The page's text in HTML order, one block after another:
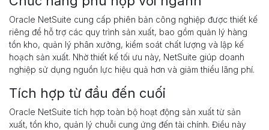
Oracle NetSuite cung cấp phiên bản công nghiệp được thiết kế
riêng để hỗ trợ các quy trình sản xuất, bao gồm quản lý hàng
tồn kho, quản lý phân xưởng, kiểm soát chất lượng và lập kế
hoạch sản xuất. Nhờ thiết kế tối ưu này, NetSuite giúp doanh
nghiệp sử dụng nguồn lực hiệu quả hơn và giảm thiểu lãng phí.
Tích hợp từ đầu đến cuối
Oracle NetSuite tích hợp toàn bộ hoạt động sản xuất từ sản
xuất, tồn kho, quản lý chuỗi cung ứng đến tài chính. Điều này